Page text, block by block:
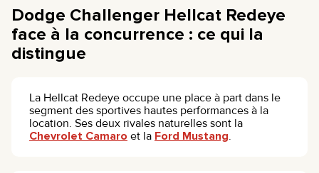
Dodge Challenger Hellcat Redeye
face à la concurrence : ce qui la
distingue
La Hellcat Redeye occupe une place à part dans le
segment des sportives hautes performances à la
location. Ses deux rivales naturelles sont la
Chevrolet Camaro et la Ford Mustang.